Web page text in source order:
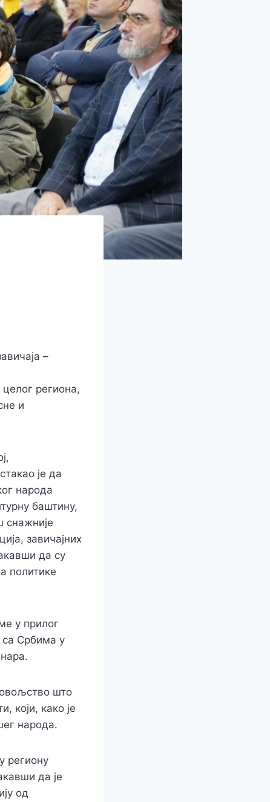
–
региона,
и
је да
народа
баштину,
снажније
завичајних
да су
политике
у прилог
Србима у
што
који, како је
народа.
региону
да је
од